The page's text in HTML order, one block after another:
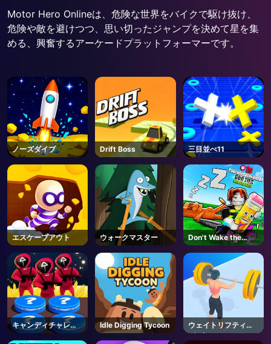
Motor Hero Onlineは、危険な世界をバイクで駆け抜け、
危険や敵を避けつつ、思い切ったジャンプを決めて星を集
める、興奮するアーケードプラットフォーマーです。
ノーズダイブ Drift Boss 三目並べ11
エスケープアウト ウォークマスター
Don't Wake the
Brainrots! - Roblox
キャンディチャレン
ジ
Idle Digging Tycoon
ウェイトリフティン
グ ビューティー